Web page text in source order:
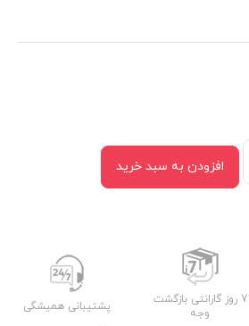
افزودن به سبد خرید
7 روز گارانتی بازگشت
وجه
پشتیبانی همیشگی